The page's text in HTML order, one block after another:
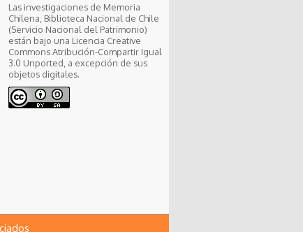
Las investigaciones de Memoria
Chilena, Biblioteca Nacional de Chile
(Servicio Nacional del Patrimonio)
están bajo una Licencia Creative
Commons Atribución-Compartir Igual
3.0 Unported, a excepción de sus
objetos digitales.